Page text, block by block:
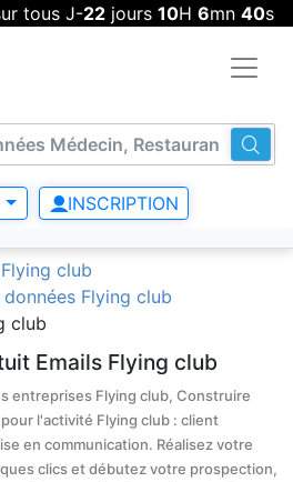
tous J-22jours 10H 6mn 40s
INSCRIPTION
club
Flying club
club
Emails Flying club
entreprises Flying club, Construire
l'activité Flying club : client
en communication. Réalisez votre
clics et débutez votre prospection,